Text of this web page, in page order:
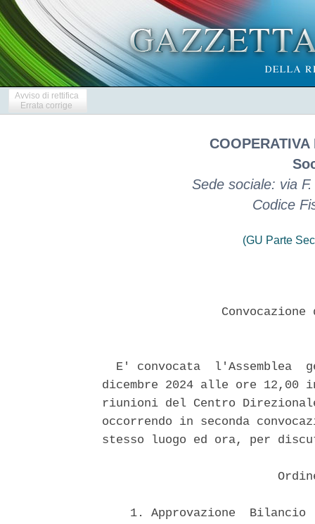
Avviso di rettifica
Errata corrige
Sede sociale: via
Codice
(GU Parte
E' convocata  l'Assemblea
dicembre 2024 alle ore 12,00
riunioni del Centro
occorrendo in seconda
stesso luogo ed ora, per
1. Approvazione  Bilancio